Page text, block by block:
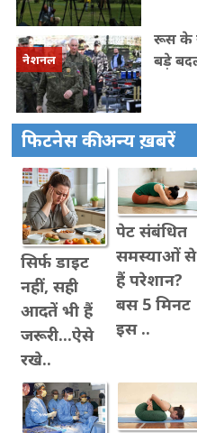
नेशनल
रूस के
बड़े
फिटनेस की अन्य ख़बरें
सिर्फ डाइट
नहीं, सही
आदतें भी हैं
जरूरी...ऐसे
रखे..
पेट संबंधित
समस्याओं से
हैं परेशान?
बस 5 मिनट
इस ..